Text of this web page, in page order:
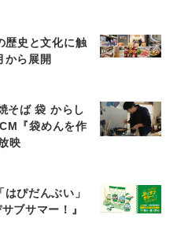
歴史と文化に触
から展開
そば 袋 からし
『袋めんを作
映
はぴだんぶい」
ブサマー！』